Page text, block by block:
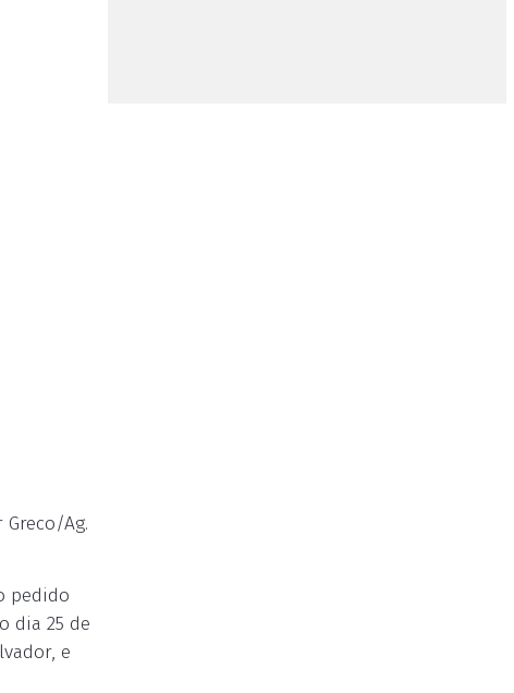
Ag.
pedido
dia 25 de
e